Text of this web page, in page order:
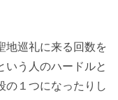
地巡礼に来る回数を
いう人のハードルと
の１つになったりし